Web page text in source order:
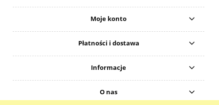
Moje konto
Płatności i dostawa
Informacje
O nas